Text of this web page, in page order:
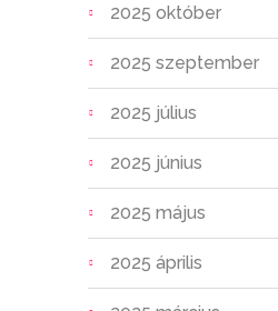
2025 október
2025 szeptember
2025 július
2025 június
2025 május
2025 április